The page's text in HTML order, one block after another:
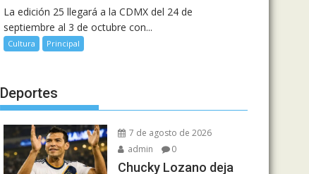
La edición 25 llegará a la CDMX del 24 de
septiembre al 3 de octubre con...
Cultura Principal
Deportes
7 de agosto de 2026
admin
0
Chucky Lozano deja